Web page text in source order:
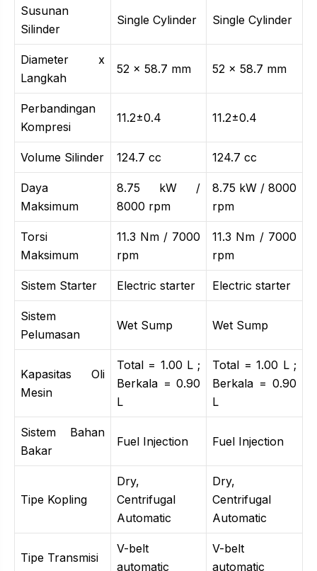
Susunan
Silinder
Single Cylinder Single Cylinder
Diameter x
Langkah
52 x 58.7 mm 52 x 58.7 mm
Perbandingan
Kompresi
11.2±0.4 11.2±0.4
Volume Silinder 124.7 cc 124.7 cc
Daya
Maksimum
8.75 kW /
8000 rpm
8.75 kW / 8000
rpm
Torsi
Maksimum
11.3 Nm / 7000
rpm
11.3 Nm / 7000
rpm
Sistem Starter Electric starter Electric starter
Sistem
Pelumasan
Wet Sump Wet Sump
Kapasitas Oli
Mesin
Total = 1.00 L ;
Berkala = 0.90
L
Total = 1.00 L ;
Berkala = 0.90
L
Sistem Bahan
Bakar
Fuel Injection Fuel Injection
Tipe Kopling
Dry,
Centrifugal
Automatic
Dry,
Centrifugal
Automatic
Tipe Transmisi
V-belt
automatic
V-belt
automatic